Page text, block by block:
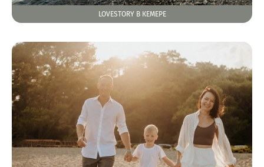
LOVESTORY В КЕМЕРЕ